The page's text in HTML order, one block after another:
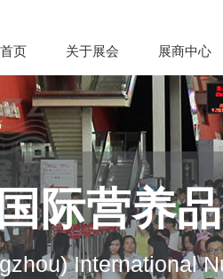
首页 关于展会 展商中心
际营养
International